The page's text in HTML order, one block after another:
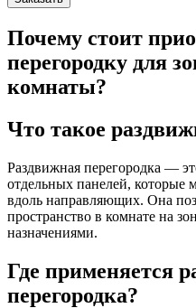
Почему стоит
перегородку для
комнаты?
Что такое
Раздвижная перегородка —
отдельных панелей, которые
вдоль направляющих. Она
пространство в комнате на
назначениями.
Где применяется
перегородка?